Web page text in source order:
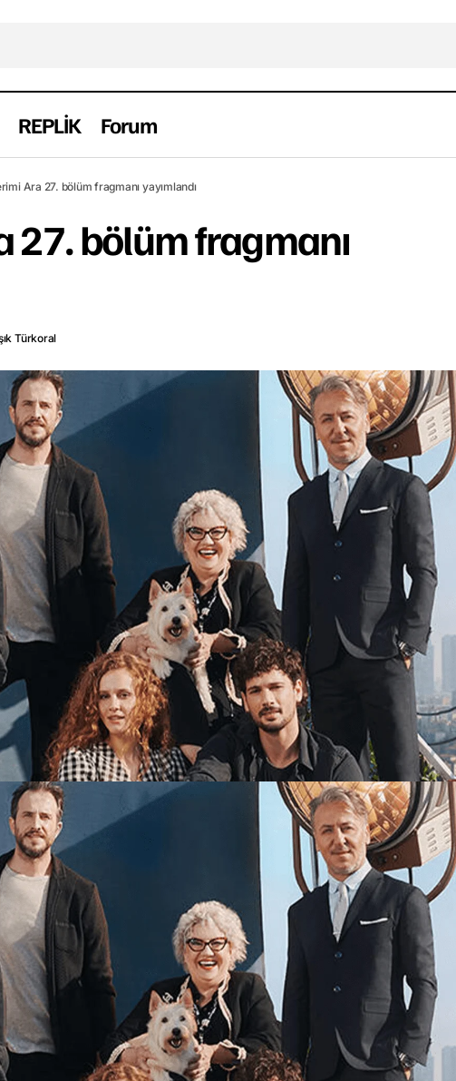
REPLİK Forum
Fragman Haber Yerli Menajerimi Ara 27. bölüm fragmanı yayımlandı
Ara 27. bölüm fragmanı yayımlandı
bölüm fragmanı
Türkoral